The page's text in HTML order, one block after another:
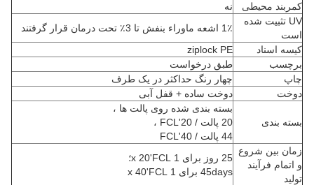
کمربند محیطی
نه
UV تثبیت شده
است
1٪ اشعه ماوراء بنفش تا 3٪ تحت درمان قرار گرفتند
کیسه اسناد
ziplock PE
برچسب
طبق درخواست
چاپ
چهار رنگ حداکثر در یک طرف
دوخت
دوخت ساده + قفل آبی
بسته بندی
بسته بندی شده روی پالت ها ،
20 پالت / 20'FCL ،
44 پالت / 40'FCL
زمان بین شروع
و اتمام فرآیند
تولید
25 روز برای 1 x 20'FCL؛
45days برای 1 x 40'FCL